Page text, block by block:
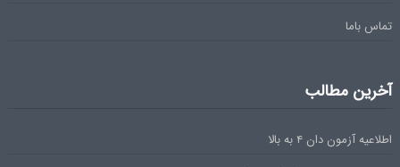
تماس باما
آخرین مطالب
اطلاعیه آزمون دان ۴ به بالا